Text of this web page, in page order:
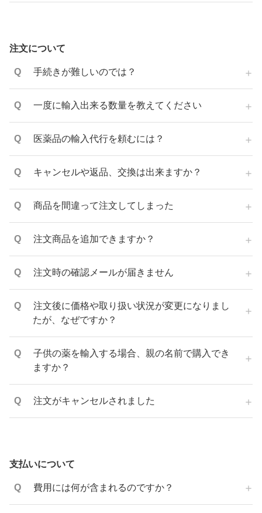
注文について
手続きが難しいのでは？
一度に輸入出来る数量を教えてください
医薬品の輸入代行を頼むには？
キャンセルや返品、交換は出来ますか？
商品を間違って注文してしまった
注文商品を追加できますか？
注文時の確認メールが届きません
注文後に価格や取り扱い状況が変更になりまし
たが、なぜですか？
子供の薬を輸入する場合、親の名前で購入でき
ますか？
注文がキャンセルされました
支払いについて
費用には何が含まれるのですか？